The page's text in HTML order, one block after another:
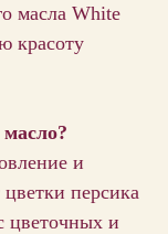
масла White
красоту
и
персика
цветочных и